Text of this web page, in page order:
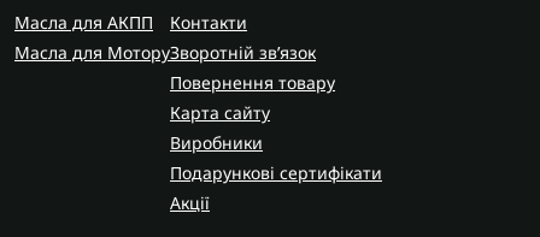
Масла для АКПП
Масла для Мотору
Контакти
Зворотній зв’язок
Повернення товару
Карта сайту
Виробники
Подарункові сертифікати
Акції